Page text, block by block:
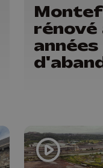
rénové
années